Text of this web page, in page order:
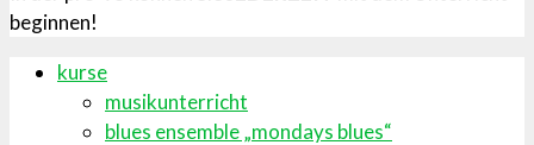
beginnen!
kurse
musikunterricht
blues ensemble „mondays blues“